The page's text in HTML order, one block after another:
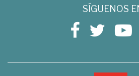
SÍGUENOS